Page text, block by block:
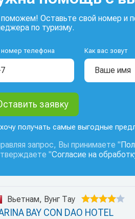
Оставьте свой номер и
по туризму.
телефона Как вас зовут
хочу получать самые выгодные
запрос, Вы принимаете "
"Согласие на
Вьетнам, Вунг Тау
BAY CON DAO HOTEL